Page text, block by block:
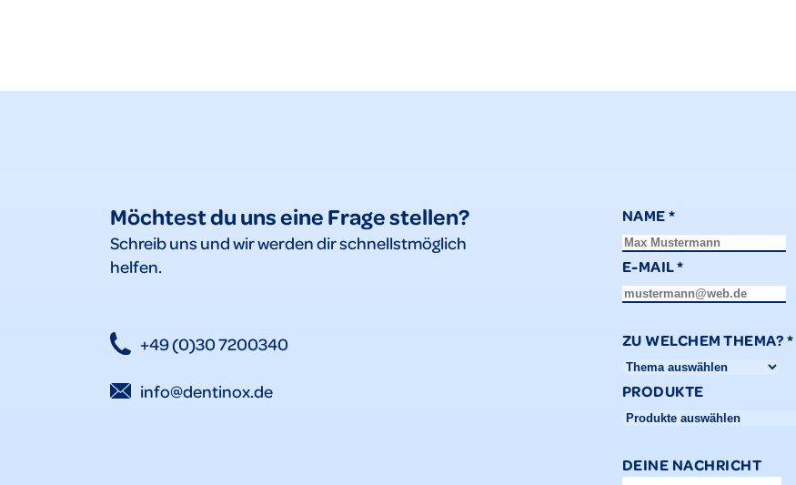
Möchtest du uns eine Frage stellen?
Schreib uns und wir werden dir schnellstmöglich
helfen.
+49 (0)30 7200340
info@dentinox.de
NAME*
E-MAIL*
ZU WELCHEM THEMA?*
PRODUKTE
DEINE NACHRICHT